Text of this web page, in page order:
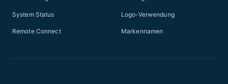
System Status
Remote Connect
Logo-Verwendung
Markennamen